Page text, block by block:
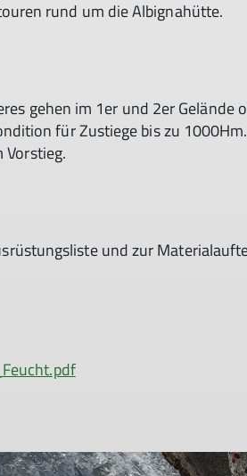
rund um die Albignahütte.
gehen im 1er und 2er Gelände
für Zustiege bis zu 1000Hm.
Vorstieg.
und zur